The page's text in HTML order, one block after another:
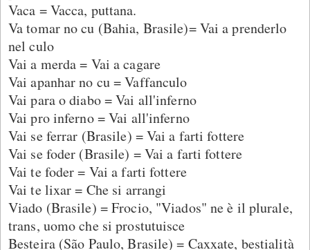
Vaca = Vacca, puttana.
Va tomar no cu (Bahia, Brasile)= Vai a prenderlo
nel culo
Vai a merda = Vai a cagare
Vai apanhar no cu = Vaffanculo
Vai para o diabo = Vai all'inferno
Vai pro inferno = Vai all'inferno
Vai se ferrar (Brasile) = Vai a farti fottere
Vai se foder (Brasile) = Vai a farti fottere
Vai te foder = Vai a farti fottere
Vai te lixar = Che si arrangi
Viado (Brasile) = Frocio, "Viados" ne è il plurale,
trans, uomo che si prostutuisce
Besteira (São Paulo, Brasile) = Caxxate, bestialità